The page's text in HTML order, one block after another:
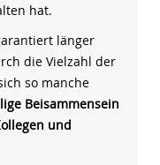
hat.
länger
die Vielzahl der
so manche
Beisammensein
und